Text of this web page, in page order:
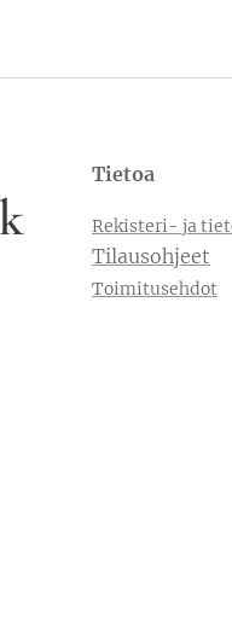
Tietoa
Rekisteri- ja
Tilausohjeet
Toimitusehdot